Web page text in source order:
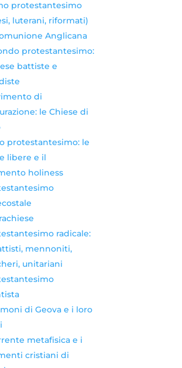
protestantesimo
luterani, riformati)
Anglicana
protestantesimo:
battiste e
di
le Chiese di
protestantesimo: le
libere e il
holiness
radicale:
mennoniti,
unitariani
di Geova e i loro
metafisica e i
cristiani di